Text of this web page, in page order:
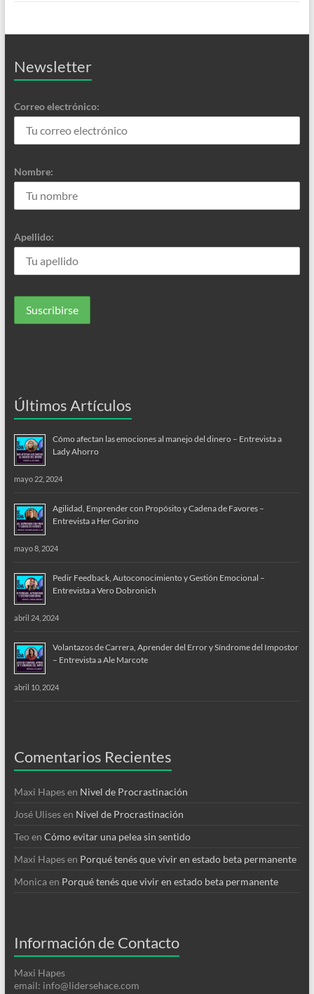
Newsletter
Correo electrónico:
Nombre:
Apellido:
Últimos Artículos
Cómo afectan las emociones al manejo del dinero – Entrevista a
Lady Ahorro
mayo 22, 2024
Agilidad, Emprender con Propósito y Cadena de Favores –
Entrevista a Her Gorino
mayo 8, 2024
Pedir Feedback, Autoconocimiento y Gestión Emocional –
Entrevista a Vero Dobronich
abril 24, 2024
Volantazos de Carrera, Aprender del Error y Síndrome del Impostor
– Entrevista a Ale Marcote
abril 10, 2024
Comentarios Recientes
Maxi Hapesen Nivel de Procrastinación
José Ulisesen Nivel de Procrastinación
Teo en Cómo evitar una pelea sin sentido
Maxi Hapesen Porqué tenés que vivir en estado beta permanente
Monicaen Porqué tenés que vivir en estado beta permanente
Información de Contacto
Maxi Hapes
email: info@lidersehace.com